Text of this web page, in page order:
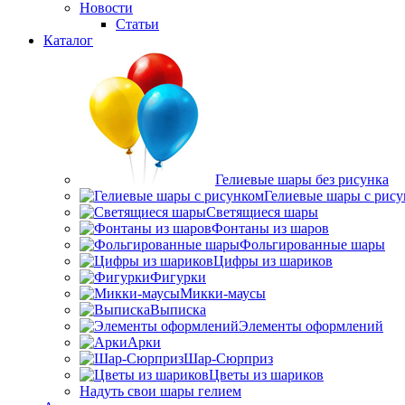
Новости
Статьи
Каталог
Гелиевые шары без рисунка
Гелиевые шары с
Светящиеся шары
Фонтаны из шаров
Фольгированные шары
Цифры из шариков
Фигурки
Микки-маусы
Выписка
Элементы оформлений
Арки
Шар-Сюрприз
Цветы из шариков
Надуть свои шары гелием